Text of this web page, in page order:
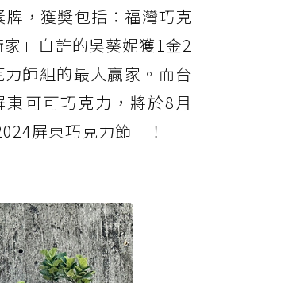
，獲奬包括：福灣巧克
」自許的吳葵妮獲1金2
師組的最大贏家。而台
可可巧克力，將於8月
屏東巧克力節」！